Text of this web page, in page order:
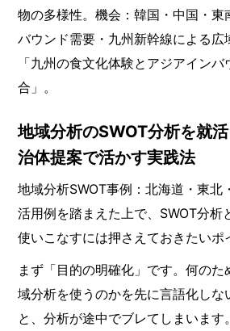
物の多様性。機会：韓国・中国・東
バウンド需要・九州新幹線による広
「九州の食文化体験とアジアイン
合」。
地域分析のSWOT分析を就
治体提案で活かす実践法
地域分析SWOT事例：北海道・東北
活用例を踏まえた上で、SWOT分析
使いこなすには押さえておきたいポ
まず「目的の明確化」です。何のた
域分析を使うのかを先に言語化しな
と、分析が途中でブレてしまいます